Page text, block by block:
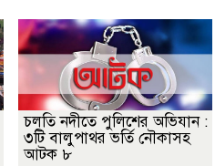
চলতি নদীতে পুলিশের অভিযান :
৩টি বালুপাথর ভর্তি নৌকাসহ
আটক ৮